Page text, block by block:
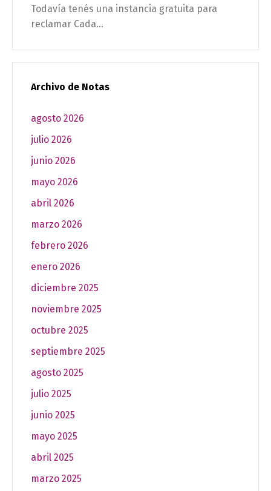
Todavía tenés una instancia gratuita para
reclamar Cada...
Archivo de Notas
agosto 2026
julio 2026
junio 2026
mayo 2026
abril 2026
marzo 2026
febrero 2026
enero 2026
diciembre 2025
noviembre 2025
octubre 2025
septiembre 2025
agosto 2025
julio 2025
junio 2025
mayo 2025
abril 2025
marzo 2025